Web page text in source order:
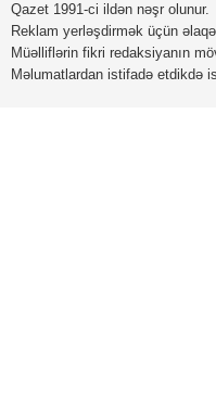
Qazet 1991-ci ildən nəşr
Reklam yerləşdirmək üçün
Müəlliflərin fikri redaksiyanın
Məlumatlardan istifadə etdikdə